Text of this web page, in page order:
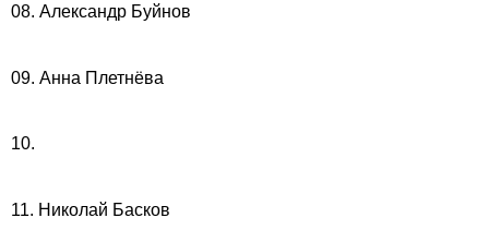
08. Александр Буйнов
09. Анна Плетнёва
10.
11. Николай Басков